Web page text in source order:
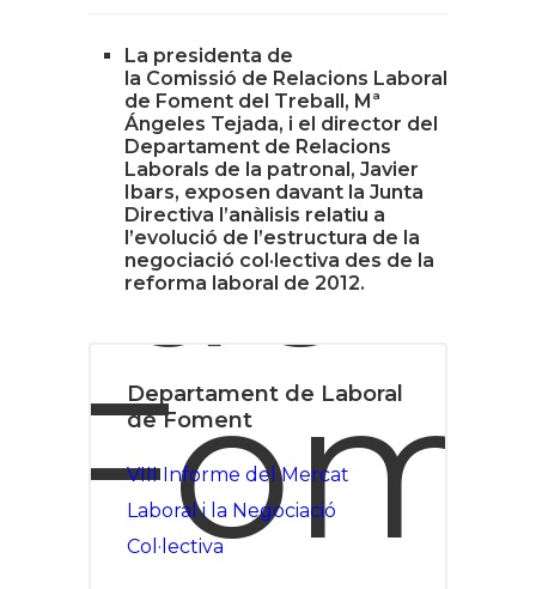
La presidenta de
la Comissió de Relacions Laborals i
de Foment del Treball, Mª
Ángeles Tejada, i el director del
Departament de Relacions
Laborals de la patronal, Javier
Ibars, exposen davant la Junta
Directiva l’anàlisis relatiu a
l’evolució de l’estructura de la
negociació col·lectiva des de la
reforma laboral de 2012.
Departament de Laboral
de Foment
VIII Informe del Mercat
Laboral i la Negociació
Col·lectiva